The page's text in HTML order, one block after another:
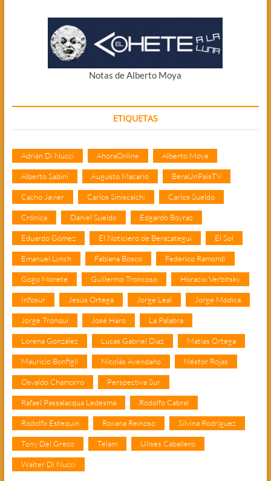
Notas de Alberto Moya
ETIQUETAS
Adrián Di Nucci AhoraOnline Alberto Moya
Alberto Sabini Augusto Macario BeraUnPaisTV
Cacho Javier Carlos Siniscalchi Carlos Sueldo
Crónica Daniel Sueldo Edgardo Boyraz
Eduardo Gómez El Noticiero de Berazategui El Sol
Emanuel Lynch Fabiana Bosco Federico Ramondi
Gogo Morete Guillermo Troncoso Horacio Verbitsky
Infosur Jesús Ortega Jorge Leal Jorge Módica
Jorge Tronqui José Haro La Palabra
Lorena González Lucas Gabriel Díaz Matías Ortega
Mauricio Bonfigli Nicolás Avendaño Néstor Rojas
Osvaldo Chamorro Perspectiva Sur
Rafael Passalacqua Ledesma Rodolfo Cabral
Rodolfo Estequin Roxana Reinoso Silvina Rodríguez
Tony Del Greco Télam Ulises Caballero
Walter Di Nucci